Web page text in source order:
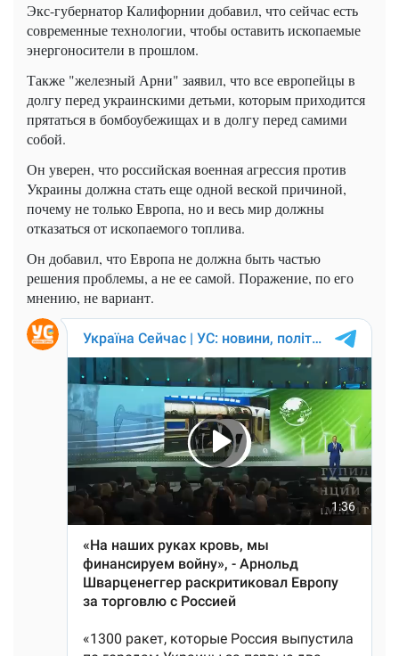
Экс-губернатор Калифорнии добавил, что сейчас есть
современные технологии, чтобы оставить ископаемые
энергоносители в прошлом.
Также "железный Арни" заявил, что все европейцы в
долгу перед украинскими детьми, которым приходится
прятаться в бомбоубежищах и в долгу перед самими
собой.
Он уверен, что российская военная агрессия против
Украины должна стать еще одной веской причиной,
почему не только Европа, но и весь мир должны
отказаться от ископаемого топлива.
Он добавил, что Европа не должна быть частью
решения проблемы, а не ее самой. Поражение, по его
мнению, не вариант.